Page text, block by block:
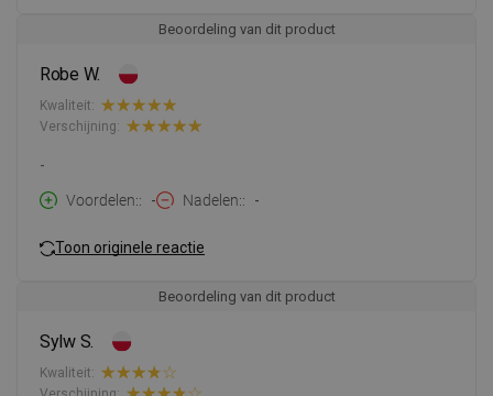
Beoordeling van dit product
Robe W.
Kwaliteit:
Verschijning:
-
Voordelen:
- Nadelen: -
Toon originele reactie
Beoordeling van dit product
Sylw S.
Kwaliteit: